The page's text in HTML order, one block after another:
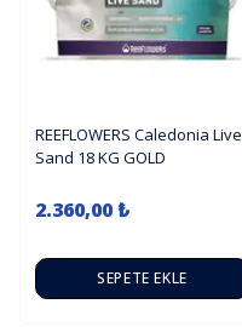
REEFLOWERS Caledonia Live
Sand 18 KG GOLD
2.360,00 ₺
SEPETE EKLE